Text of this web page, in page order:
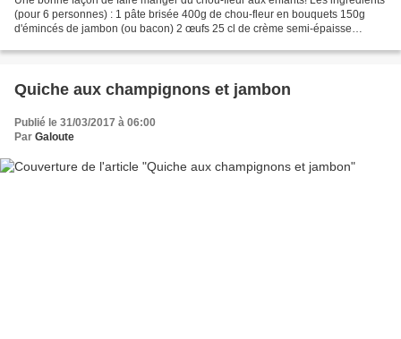
(pour 6 personnes) : 1 pâte brisée 400g de chou-fleur en bouquets 150g
d'émincés de jambon (ou bacon) 2 œufs 25 cl de crème semi-épaisse
Quiche aux champignons et jambon
Publié le 31/03/2017 à 06:00
Par Galoute